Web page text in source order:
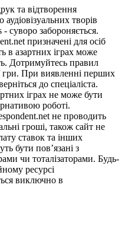
та відтворення
творів
суворо забороняється.
призначені для осіб
в азартних іграх може
Дотримуйтесь правил
гри. При виявленні перших
до спеціаліста.
іграх не може бути
роботі.
не проводить
гроші, також сайт не
ставок та інших
бути пов’язані з
чи тоталізаторами. Будь-
ресурсі
виключно в